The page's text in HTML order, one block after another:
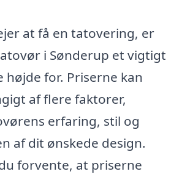
at få en tatovering, er
i Sønderup et vigtigt
højde for. Priserne kan
af flere faktorer,
erfaring, stil og
af dit ønskede design.
forvente, at priserne